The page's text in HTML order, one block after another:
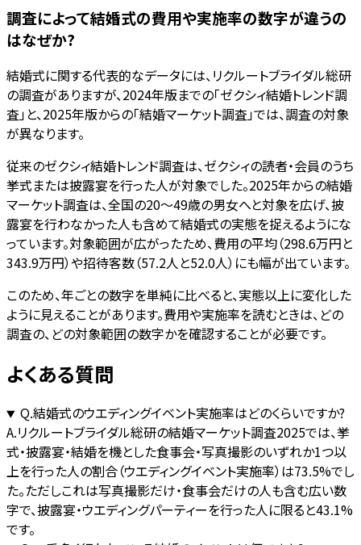
調査によって結婚式の費用や実施率の数字が違うの
はなぜか?
結婚式に関する代表的なデータには、リクルートブライダル総研
の調査がありますが、2024年版までの「ゼクシィ結婚トレンド調
査」と、2025年版からの「結婚マーケット調査」では、調査の対象
が異なります。
従来のゼクシィ結婚トレンド調査は、ゼクシィの読者・会員のうち
挙式または披露宴を行った人が対象でした。2025年からの結婚
マーケット調査は、全国の20〜49歳の男女へと対象を広げ、披
露宴を行わなかった人も含めて結婚式の実態を捉えるようにな
っています。対象範囲が広がったため、費用の平均（298.6万円と
343.9万円）や招待客数（57.2人と52.0人）にも幅が出ています。
このため、年ごとの数字を単純に比べると、実態以上に変化した
ように見えることがあります。費用や実施率を読むときは、どの
調査の、どの対象範囲の数字かを確認することが必要です。
よくある質問
Q.結婚式のウエディングイベント実施率はどのくらいですか?
A.リクルートブライダル総研の結婚マーケット調査2025では、挙
式・披露宴・結婚を機とした食事会・写真撮影のいずれか1つ以
上を行った人の割合（ウエディングイベント実施率）は73.5%でし
た。ただしこれは写真撮影だけ・食事会だけの人も含む広い数
字で、披露宴・ウエディングパーティーを行った人に限ると43.1%
です。